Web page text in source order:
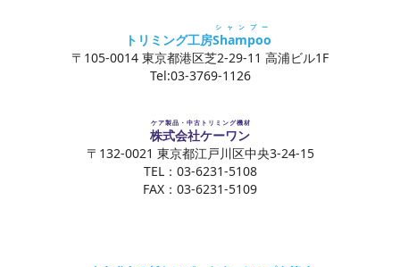
トリミング工房Shampoo
シャンプー
〒105-0014 東京都港区芝2-29-11 高浦ビル1F
Tel:03-3769-1126
株式会社ケーワン
ケア製品・中古トリミング機材
〒132-0021 東京都江戸川区中央3-24-15
TEL：03-6231-5108
FAX：03-6231-5109